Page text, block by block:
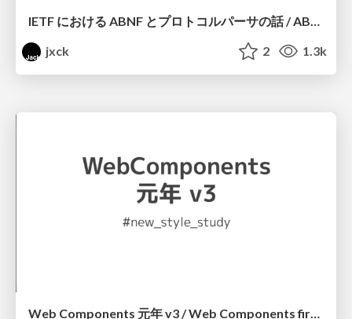
IETF における ABNF とプロトコルパーサの話 / ABNF for Protocol Parser @ IETF
jxck
2 1.3k
Web Components 元年 v3 / Web Components first year v3